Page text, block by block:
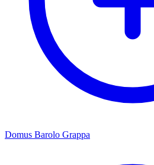
Domus Barolo Grappa